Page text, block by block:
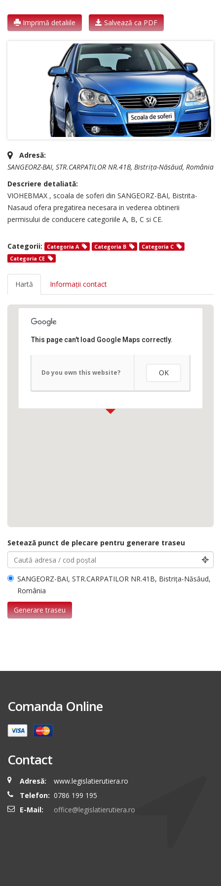
Imprimă detaliile Salvează ca PDF
Adresă:
SANGEORZ-BAI, STR.CARPATILOR NR.41B, Bistrița-Năsăud, România
Descriere detaliată:
VIOHEBMAX , scoala de soferi din SANGEORZ-BAI, Bistrita-
Nasaud ofera pregatirea necesara in vederea obtinerii
permisului de conducere categoriile A, B, C si CE.
Categorii: Categoria A Categoria B
Categoria C
Categoria CE
Hartă Informații contact
This page can't load Google Maps correctly.
Do you own this website? OK
Setează punct de plecare pentru generare traseu
SANGEORZ-BAI, STR.CARPATILOR NR.41B, Bistrița-Năsăud,
România
Comanda Online
Contact
Adresă:
www.legislatierutiera.ro
Telefon: 0786 199 195
E-Mail:
office@legislatierutiera.ro